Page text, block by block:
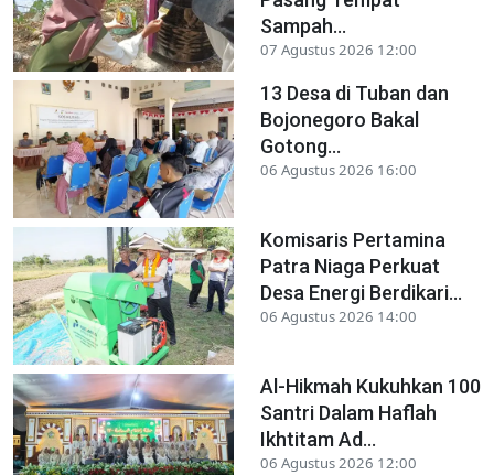
Sampah...
07 Agustus 2026 12:00
13 Desa di Tuban dan
Bojonegoro Bakal
Gotong...
06 Agustus 2026 16:00
Komisaris Pertamina
Patra Niaga Perkuat
Desa Energi Berdikari...
06 Agustus 2026 14:00
Al-Hikmah Kukuhkan 100
Santri Dalam Haflah
Ikhtitam Ad...
06 Agustus 2026 12:00